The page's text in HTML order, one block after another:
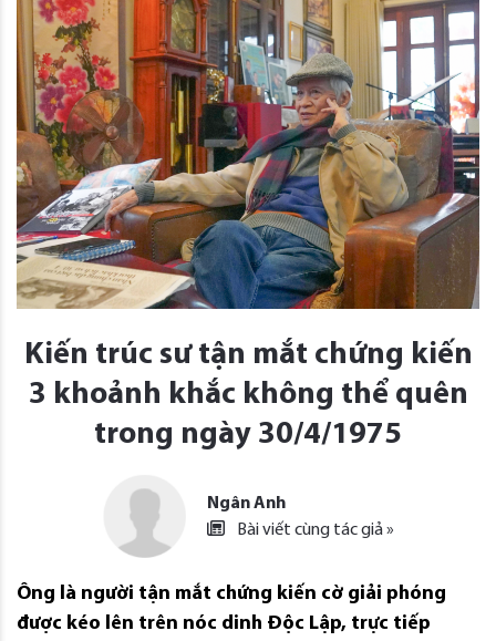
Kiến trúc sư tận mắt chứng kiến
3 khoảnh khắc không thể quên
trong ngày 30/4/1975
Ngân Anh
Bài viết cùng tác giả »
Ông là người tận mắt chứng kiến cờ giải phóng
được kéo lên trên nóc dinh Độc Lập, trực tiếp